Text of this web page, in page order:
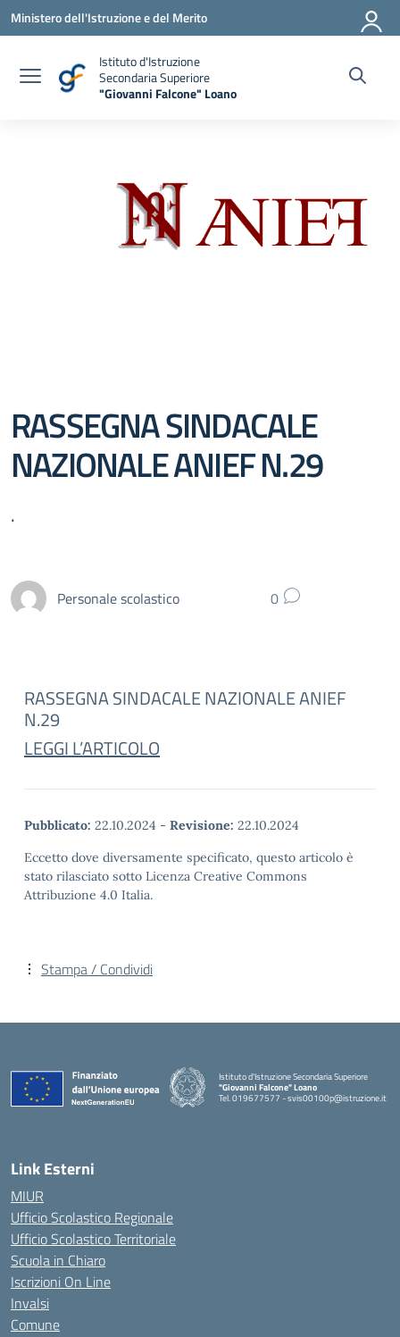
Vai ai contenuti
Vai al menu di navigazione
Vai al footer
Ministero dell'Istruzione e del Merito
Istituto d'Istruzione
Secondaria Superiore
"Giovanni Falcone" Loano
RASSEGNA SINDACALE
NAZIONALE ANIEF N.29
.
Personale scolastico 0
RASSEGNA SINDACALE NAZIONALE ANIEF
N.29
LEGGI L’ARTICOLO
Pubblicato: 22.10.2024 - Revisione: 22.10.2024
Eccetto dove diversamente specificato, questo articolo è
stato rilasciato sotto Licenza Creative Commons
Attribuzione 4.0 Italia.
Stampa / Condividi
Istituto d'Istruzione Secondaria Superiore
"Giovanni Falcone" Loano
Tel. 019677577 - svis00100p@istruzione.it
— Visita la pagina iniziale della scuola
Link Esterni
MIUR
Ufficio Scolastico Regionale
Ufficio Scolastico Territoriale
Scuola in Chiaro
Iscrizioni On Line
Invalsi
Comune